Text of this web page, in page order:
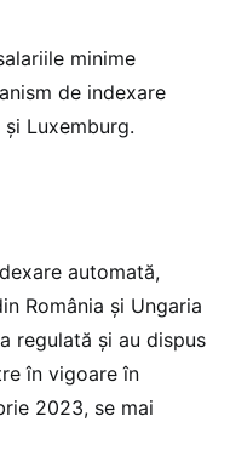
minime
de indexare
Luxemburg.
automată,
România și Ungaria
regulată și au dispus
în vigoare în
2023, se mai